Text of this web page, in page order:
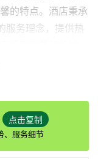
的特点。酒店秉承
服务理念，提供热
点击复制
、服务细节